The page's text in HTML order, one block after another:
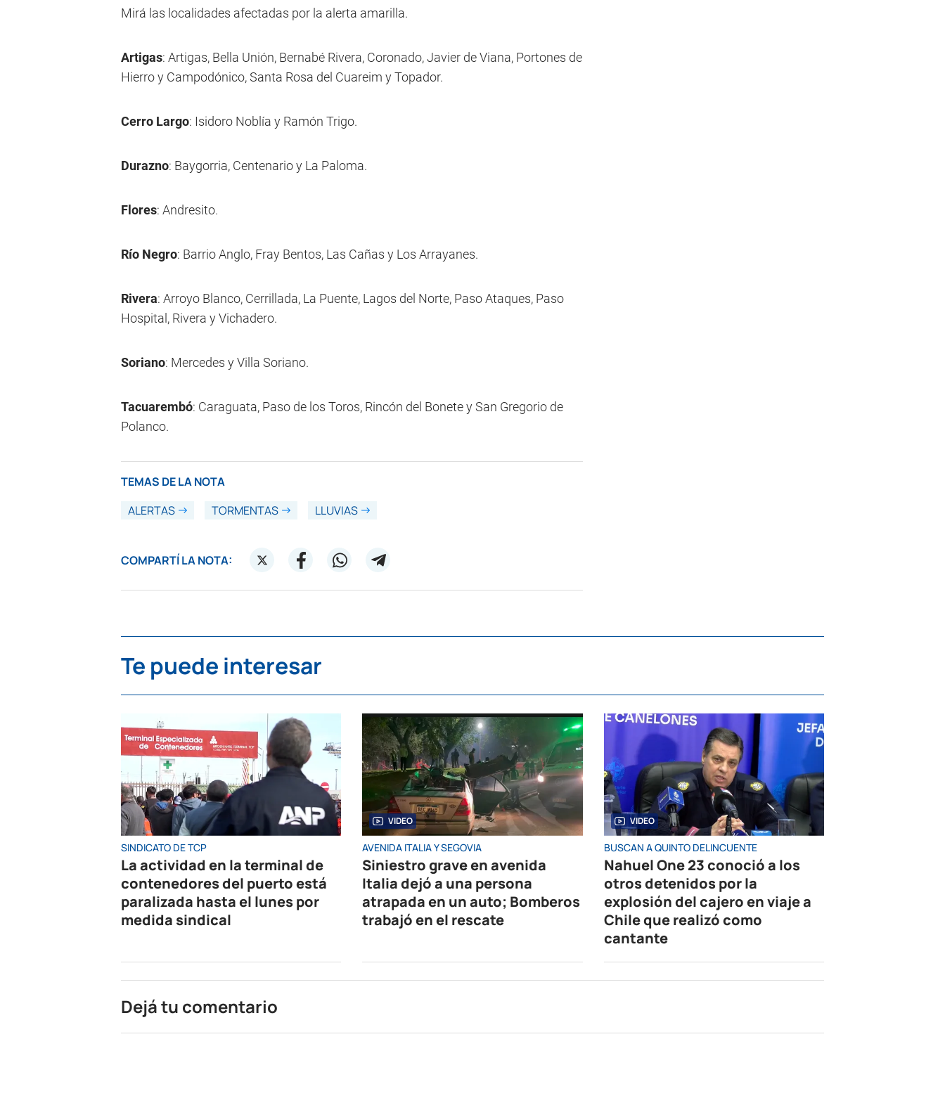
Mirá las localidades afectadas por la alerta amarilla.
Artigas: Artigas, Bella Unión, Bernabé Rivera, Coronado, Javier de Viana, Portones de
Hierro y Campodónico, Santa Rosa del Cuareim y Topador.
Cerro Largo: Isidoro Noblía y Ramón Trigo.
Durazno: Baygorria, Centenario y La Paloma.
Flores: Andresito.
Río Negro: Barrio Anglo, Fray Bentos, Las Cañas y Los Arrayanes.
Rivera: Arroyo Blanco, Cerrillada, La Puente, Lagos del Norte, Paso Ataques, Paso
Hospital, Rivera y Vichadero.
Soriano: Mercedes y Villa Soriano.
Tacuarembó: Caraguata, Paso de los Toros, Rincón del Bonete y San Gregorio de
Polanco.
TEMAS DE LA NOTA
ALERTAS
TORMENTAS LLUVIAS
COMPARTÍ LA NOTA:
Te puede interesar
SINDICATO DE TCP
La actividad en la terminal de
contenedores del puerto está
paralizada hasta el lunes por
medida sindical
VIDEO
AVENIDA ITALIA Y SEGOVIA
Siniestro grave en avenida
Italia dejó a una persona
atrapada en un auto; Bomberos
trabajó en el rescate
VIDEO
BUSCAN A QUINTO DELINCUENTE
Nahuel One 23 conoció a los
otros detenidos por la
explosión del cajero en viaje a
Chile que realizó como
cantante
Dejá tu comentario